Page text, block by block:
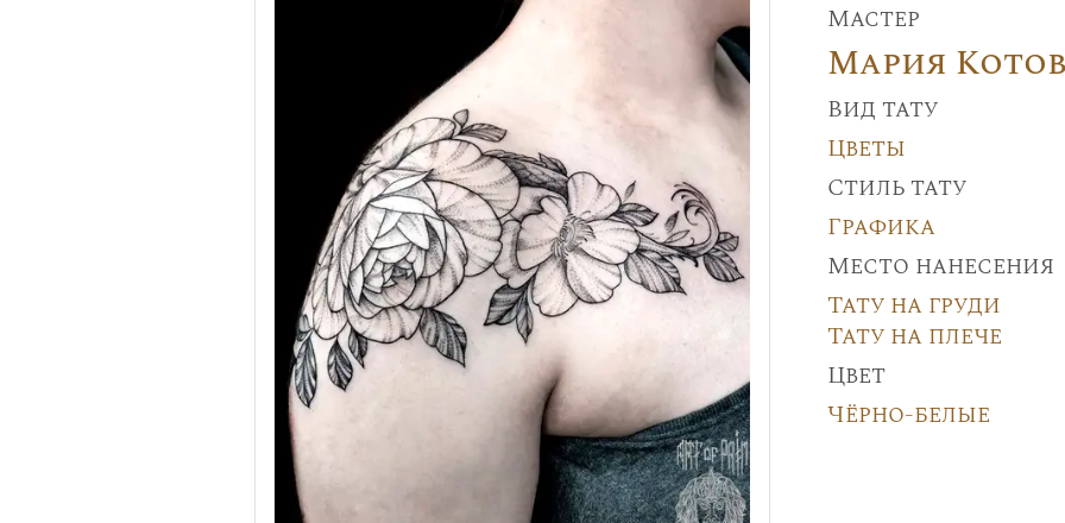
Мастер
Мария
Вид тату
Цветы
Стиль тату
Графика
Место нанесения
Тату на груди
Тату на плече
Цвет
Чёрно-белые